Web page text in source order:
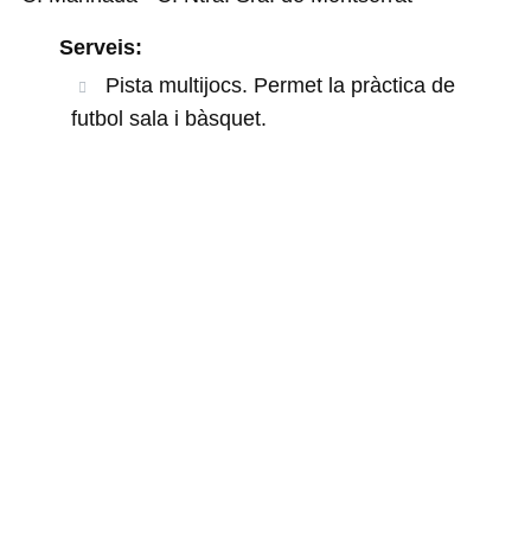
Serveis:
Pista multijocs. Permet la pràctica de
futbol sala i bàsquet.